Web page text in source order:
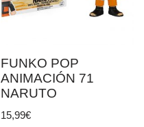
FUNKO POP
ANIMACIÓN 71
NARUTO
15,99€